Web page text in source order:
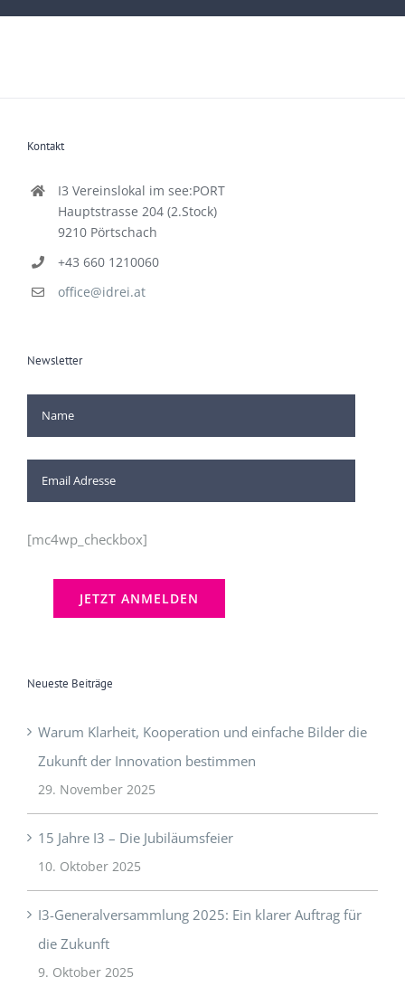
Kontakt
I3 Vereinslokal im see:PORT
Hauptstrasse 204 (2.Stock)
9210 Pörtschach
+43 660 1210060
office@idrei.at
Newsletter
[mc4wp_checkbox]
Neueste Beiträge
Warum Klarheit, Kooperation und einfache Bilder die
Zukunft der Innovation bestimmen
29. November 2025
15 Jahre I3 – Die Jubiläumsfeier
10. Oktober 2025
I3-Generalversammlung 2025: Ein klarer Auftrag für
die Zukunft
9. Oktober 2025